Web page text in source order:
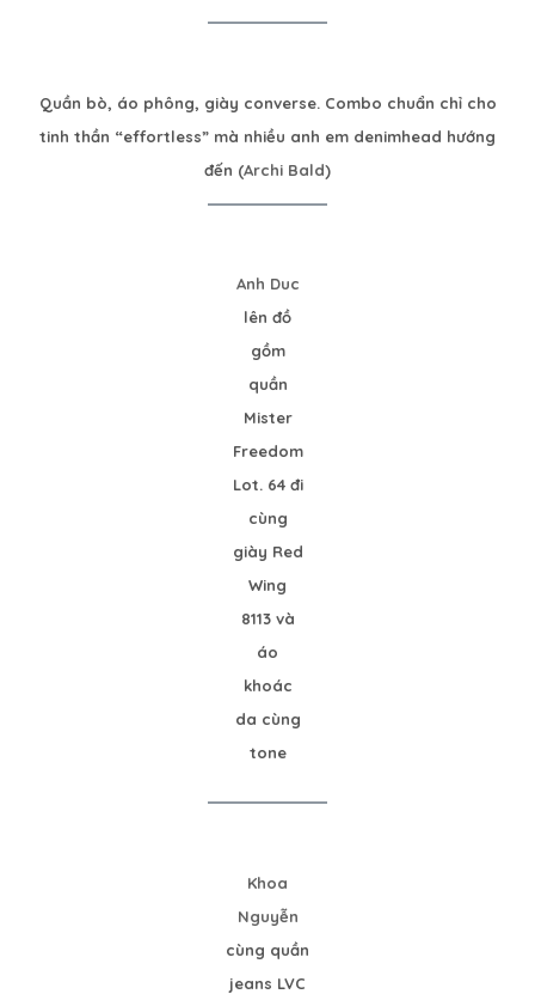
Quần bò, áo phông, giày converse. Combo chuẩn chỉ cho
tinh thần “effortless” mà nhiều anh em denimhead hướng
đến (Archi Bald)
Anh Duc
lên đồ
gồm
quần
Mister
Freedom
Lot. 64 đi
cùng
giày Red
Wing
8113 và
áo
khoác
da cùng
tone
Khoa
Nguyễn
cùng quần
jeans LVC